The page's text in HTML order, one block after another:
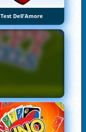
Test Dell'Amore